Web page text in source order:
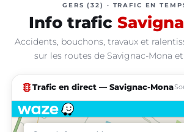
GERS (32) · TRAFIC EN
Info trafic
Accidents, bouchons, travaux et
sur les routes de Savignac-Mona et
traffic Trafic en direct — Savignac-Mona